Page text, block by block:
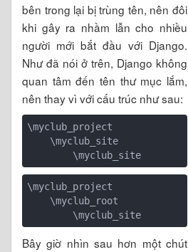
bên trong lại bị trùng tên, nên đôi
khi gây ra nhầm lẫn cho nhiều
người mới bắt đầu với Django.
Như đã nói ở trên, Django không
quan tâm đến tên thư mục lắm,
nên thay vì với cấu trúc như sau:
\myclub_project
\myclub_project
Bây giờ nhìn sau hơn một chút